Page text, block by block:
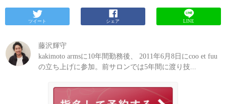
ツイート シェア LINE
藤沢輝守
kakimoto armsに10年間勤務後、 2011年6月8日にcoo et fuu
の立ち上げに参加。前サロンでは5年間に渡り技...